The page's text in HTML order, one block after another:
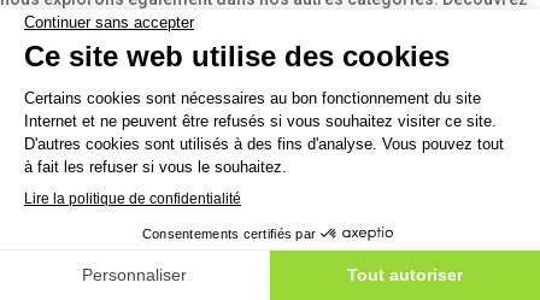
ainsi comment laresponsabilité sociétale des entreprises (RSE)
influence les pratiques dans le monde de l’ entreprise; comment le
communication durable; ou encore comment lesréseaux sociaux
peuvent devenir des leviers puissants de sensibilisation à des
problématiquesécologiques.
Ensemble, apprenons à créer une
environnementale, fondée sur des actions concrètes et une vision
long terme, pour répondre aux
enjeux environnementaux